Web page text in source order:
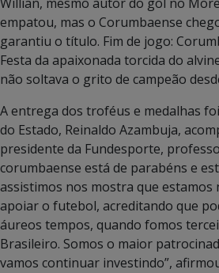
Willian, mesmo autor do gol no
empatou, mas o Corumbaense
garantiu o título. Fim de jogo:
Festa da apaixonada torcida do
não soltava o grito de campeão
A entrega dos troféus e medalhas
do Estado, Reinaldo Azambuja,
presidente da Fundesporte,
corumbaense está de parabéns e
assistimos nos mostra que estamos
apoiar o futebol, acreditando que
áureos tempos, quando fomos
Brasileiro. Somos o maior
vamos continuar investindo”,